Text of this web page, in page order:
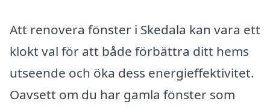
Att renovera fönster i Skedala kan vara ett
klokt val för att både förbättra ditt hems
utseende och öka dess energieffektivitet.
Oavsett om du har gamla fönster som